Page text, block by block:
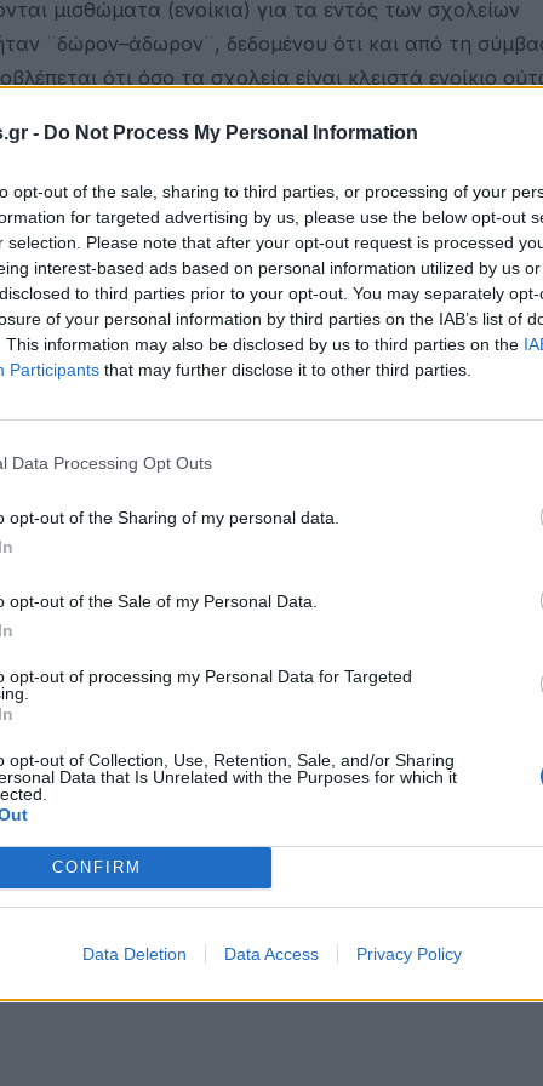
- Do Not Process My Personal Information
opt-out of the sale, sharing to third parties, or processing of your
for targeted advertising by us, please use the below opt-out
selection. Please note that after your opt-out request is processed
interest-based ads based on personal information utilized by us
to third parties prior to your opt-out. You may separately
of your personal information by third parties on the IAB’s list of
This information may also be disclosed by us to third parties on the
Participants that may further disclose it to other third parties.
Data Processing Opt Outs
opt-out of the Sharing of my personal data.
opt-out of the Sale of my Personal Data.
opt-out of processing my Personal Data for Targeted
opt-out of Collection, Use, Retention, Sale, and/or Sharing
Data that Is Unrelated with the Purposes for which it
CONFIRM
Data Deletion Data Access Privacy Policy
μισθώματα (ενοίκια) για τα εντός των σχολείων
¨δώρον–άδωρον¨, δεδομένου ότι και από τη
ότι όσο τα σχολεία είναι κλειστά ενοίκιο
σχολεία άνοιξαν, αλλά εξακολουθεί να υπάρχει
Πράγμα που σημαίνει ότι για τους ανθρώπους
μόνον με το 800άρι που τους δόθηκε ως επίδομα για
Τους απαγορεύουν να λειτουργήσουν, αλλά κανείς
τους, αλλά και πώς θα μπορέσουν να ζήσουν,
επαγγελματιών το σχολικό κυλικείο αποτελεί και
δοθεί το επίδομα των 534 ευρώ τον μήνα και για
ζήτησε να βρεθεί και ένας τρόπος διευθέτησης των
και, ειδικότερα, στους νέους δασεργάτες οι
Κοινής Ωφέλειας επιδοτούμενο από το
¨ειδικού σκοπού¨ των 800 ευρώ! Εργάζονται
κλειστά λόγω κορονοϊού ουδείς μπορούσε να τους
κανένα πόρο, και γι’ αυτό πρέπει να βρεθεί ένας